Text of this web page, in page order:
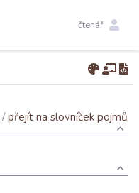
čtenář
/přejít na slovníček pojmů